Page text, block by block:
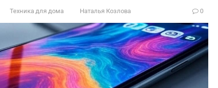
Техника для дома Наталья Козлова 0